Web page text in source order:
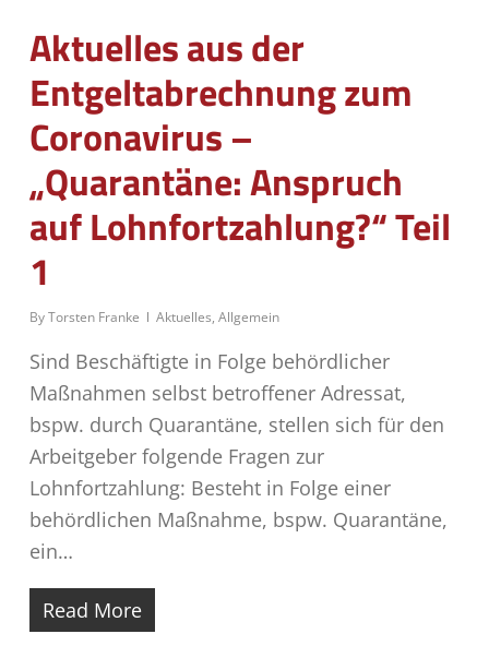
Aktuelles aus der
Entgeltabrechnung zum
Coronavirus –
„Quarantäne: Anspruch
auf Lohnfortzahlung?“ Teil
1
ByTorsten Franke Aktuelles, Allgemein
Sind Beschäftigte in Folge behördlicher
Maßnahmen selbst betroffener Adressat,
bspw. durch Quarantäne, stellen sich für den
Arbeitgeber folgende Fragen zur
Lohnfortzahlung: Besteht in Folge einer
behördlichen Maßnahme, bspw. Quarantäne,
ein…
Read More